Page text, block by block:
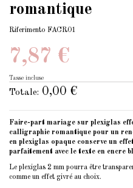
romantique
Riferimento FACR01
7,87 €
Tasse incluse
Totale: 0,00 €
Faire-part mariage sur plexiglas
calligraphie romantique pour un
en plexiglas opaque conserve un
parfaitement avec le texte en encre
Le plexiglas 2 mm pourra être
comme un effet givré au choix.